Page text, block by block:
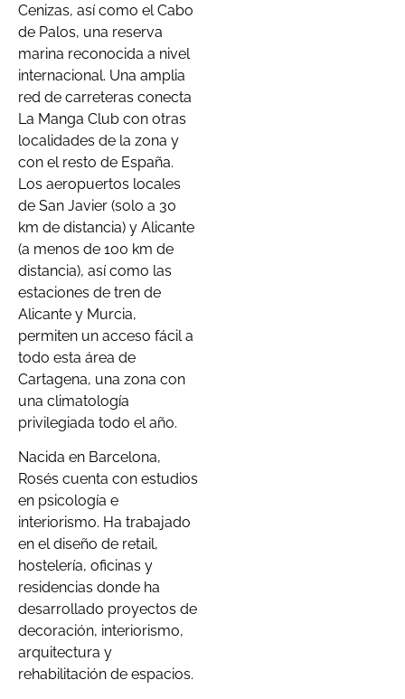
Cenizas, así como el Cabo
de Palos, una reserva
marina reconocida a nivel
internacional. Una amplia
red de carreteras conecta
La Manga Club con otras
localidades de la zona y
con el resto de España.
Los aeropuertos locales
de San Javier (solo a 30
km de distancia) y Alicante
(a menos de 100 km de
distancia), así como las
estaciones de tren de
Alicante y Murcia,
permiten un acceso fácil a
todo esta área de
Cartagena, una zona con
una climatología
privilegiada todo el año.
Nacida en Barcelona,
Rosés cuenta con estudios
en psicología e
interiorismo. Ha trabajado
en el diseño de retail,
hostelería, oficinas y
residencias donde ha
desarrollado proyectos de
decoración, interiorismo,
arquitectura y
rehabilitación de espacios.